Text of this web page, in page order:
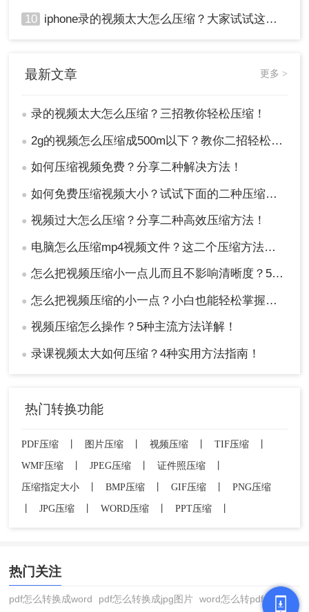
10 iphone录的视频太大怎么压缩？大家试试这四种方法！
最新文章 更多 >
● 录的视频太大怎么压缩？三招教你轻松压缩！
● 2g的视频怎么压缩成500m以下？教你二招轻松搞定!
● 如何压缩视频免费？分享二种解决方法！
● 如何免费压缩视频大小？试试下面的二种压缩方法！
● 视频过大怎么压缩？分享二种高效压缩方法！
● 电脑怎么压缩mp4视频文件？这二个压缩方法推荐给你！
● 怎么把视频压缩小一点儿而且不影响清晰度？5种常用方法指南！
● 怎么把视频压缩的小一点？小白也能轻松掌握的8种方法！
● 视频压缩怎么操作？5种主流方法详解！
● 录课视频太大如何压缩？4种实用方法指南！
热门转换功能
PDF压缩 图片压缩 视频压缩 TIF压缩
WMF压缩
JPEG压缩 证件照压缩
压缩指定大小
BMP压缩 GIF压缩
PNG压缩
JPG压缩 WORD压缩 PPT压缩
热门关注
pdf怎么转换成word pdf怎么转换成jpg图片 word怎么转pdf